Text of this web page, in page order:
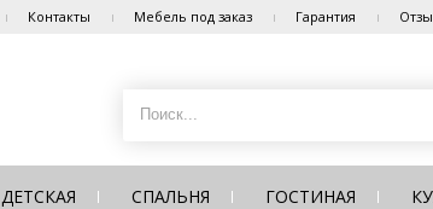
Контакты Мебель под заказ Гарантия
ДЕТСКАЯ СПАЛЬНЯ ГОСТИНАЯ